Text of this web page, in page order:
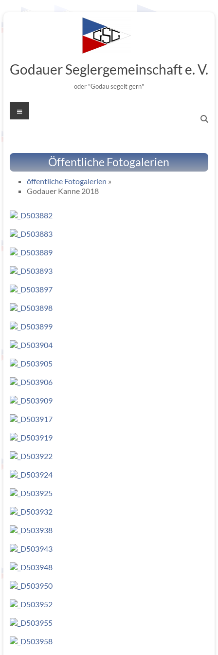
Godauer Seglergemeinschaft e. V.
oder "Godau segelt gern"
Menü
Öffentliche Fotogalerien
öffentliche Fotogalerien »
Godauer Kanne 2018